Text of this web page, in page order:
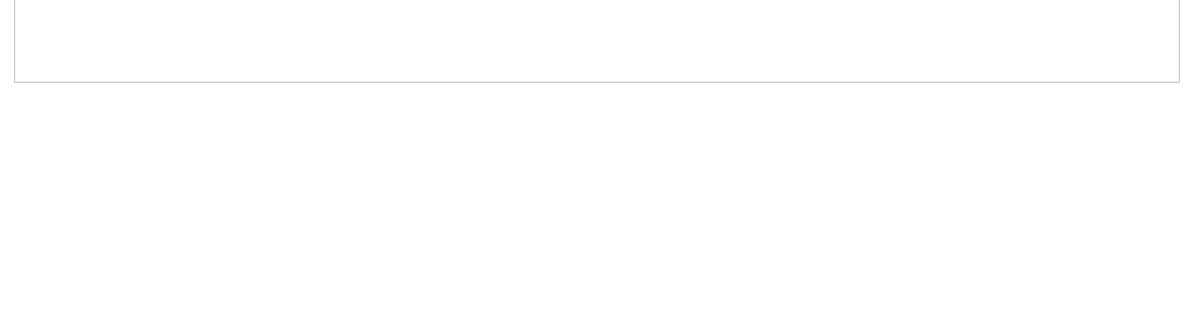
Görüş ve önerileriniz için teşekkür ederiz.